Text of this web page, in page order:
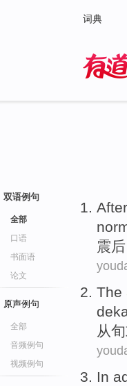
词典
双语例句
全部
口语
书面语
论文
原声例句
全部
音频例句
视频例句
震后
The
从旬
In